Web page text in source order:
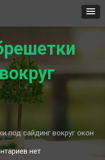
под сайдинг вокруг окон
кнет